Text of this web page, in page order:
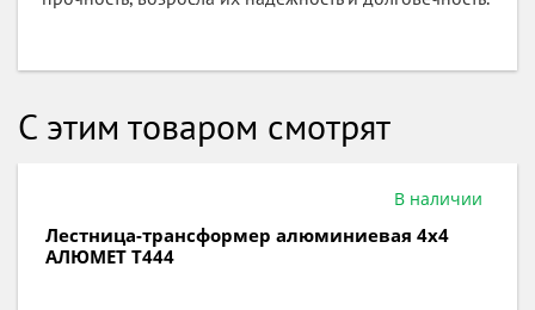
С этим товаром смотрят
В наличии
Лестница-трансформер алюминиевая 4х4
АЛЮМЕТ Т444